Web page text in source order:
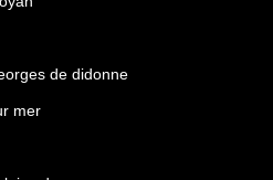
de didonne
mer